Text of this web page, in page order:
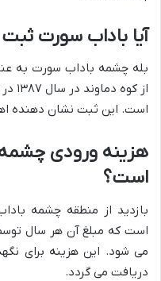
آیا باداب سورت
بله چشمه باداب سورت به
از
است. این ثبت نشان دهنده
هزینه ورودی
است؟
بازدید از منطقه چشمه
است که مبلغ آن هر سال
می شود. این هزینه برای
دریافت می گردد.